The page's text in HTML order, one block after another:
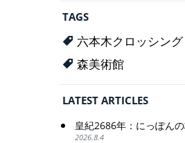
TAGS
六本木クロッシング
森美術館
LATEST ARTICLES
皇紀2686年：にっぽん
2026.8.4